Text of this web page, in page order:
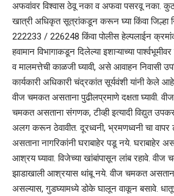
अफवांवर विश्वास ठेवू नका व अफवा पसरवू नका.
खात्री अधिकृत सूत्रांकडून करून घ्या किंवा जिल्हा
222233 / 226248 किंवा पोलीस हेल्पलाईन
हवामान विभागाकडून दिलेल्या इशाऱ्‍याच्या
व मालमत्तेची काळजी घ्यावी, असे आवाहन निवासी
कार्यकारी अधिकारी चंद्रकांत सूर्यवंशी यांनी केले
वीज चमकत असताना पुढीलप्रमाणे दक्षता घ्यावी.
चमकत असताना संगणक, टीव्ही इत्यादी विद्युत
अलग करून ठेवावीत. दूरध्वनी, भ्रमणध्वनी चा वापर
असताना नागरिकांनी घराबाहेर पडू नये. घराबाहेर
आश्रय घ्यावा. विजेच्या खांबांपासून लांब रहावे.
झाडाखाली आश्रयास थांबू नये. वीज चमकत असताना
असल्यास, गुडघ्यामध्ये डोके घालून वाकून बसावे.